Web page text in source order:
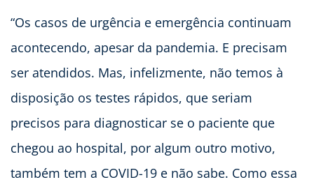
“Os casos de urgência e emergência continuam
acontecendo, apesar da pandemia. E precisam
ser atendidos. Mas, infelizmente, não temos à
disposição os testes rápidos, que seriam
precisos para diagnosticar se o paciente que
chegou ao hospital, por algum outro motivo,
também tem a COVID-19 e não sabe. Como essa